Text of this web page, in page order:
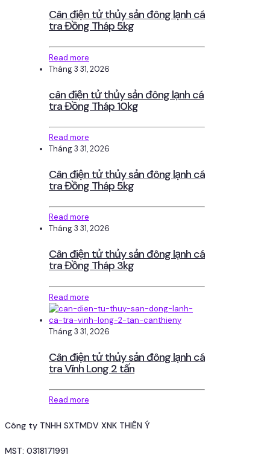
Cân điện tử thủy sản đông lạnh cá
tra Đồng Tháp 5kg
Read more
Tháng 3 31, 2026
cân điện tử thủy sản đông lạnh cá
tra Đồng Tháp 10kg
Read more
Tháng 3 31, 2026
Cân điện tử thủy sản đông lạnh cá
tra Đồng Tháp 5kg
Read more
Tháng 3 31, 2026
Cân điện tử thủy sản đông lạnh cá
tra Đồng Tháp 3kg
Read more
Tháng 3 31, 2026
Cân điện tử thủy sản đông lạnh cá
tra Vĩnh Long 2 tấn
Read more
Công ty TNHH SXTMDV XNK THIÊN Ý
MST: 0318171991